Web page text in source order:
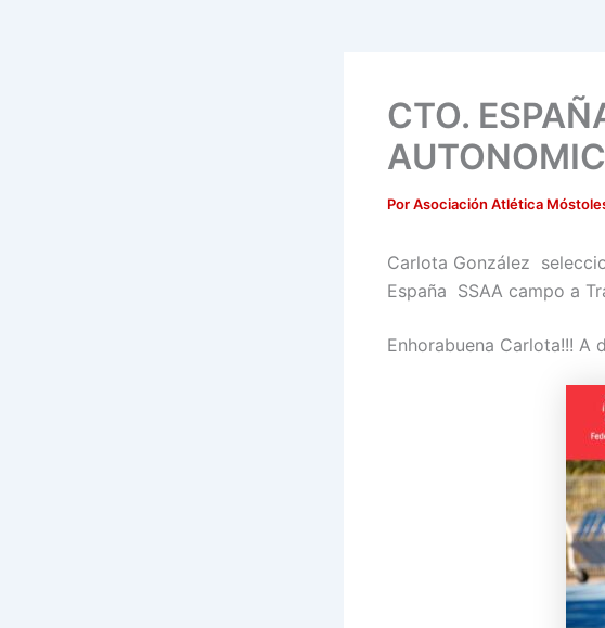
CTO.
PorAsociación Atlética
Carlota González
España SSAA campo a
Enhorabuena Carlota!!! A